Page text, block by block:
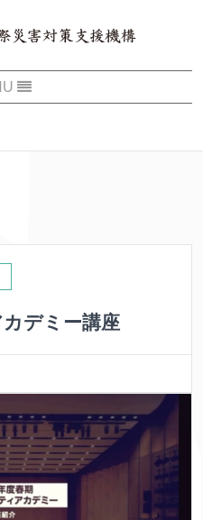
デミー講座